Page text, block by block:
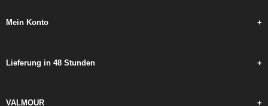
Mein Konto +
Lieferung in 48 Stunden +
VALMOUR +